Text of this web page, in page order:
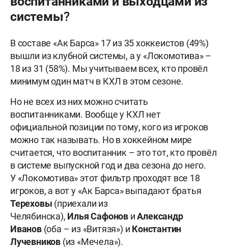
системы?
В составе «Ак Барса» 17 из 35 хоккеистов (49%)
вышли из клубной системы, а у «Локомотива» –
18 из 31 (58%). Мы учитываем всех, кто провёл
минимум один матч в КХЛ в этом сезоне.
Но не всех из них можно считать
воспитанниками. Вообще у КХЛ нет
официальной позиции по тому, кого из игроков
можно так называть. Но в хоккейном мире
считается, что воспитанник – это тот, кто провёл
в системе выпускной год и два сезона до него.
У «Локомотива» этот фильтр проходят все 18
игроков, а вот у «Ак Барса» выпадают братья
Тереховы (приехали из
Челябинска), ИльяСафонов иАлександр
Иванов(оба – из «Витязя») и Константин
Лучевников (из «Мечела»).